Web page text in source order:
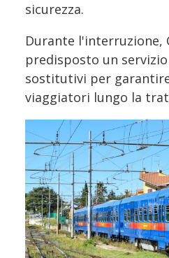
sicurezza.
Durante l'interruzione,
predisposto un
sostitutivi per
viaggiatori lungo la